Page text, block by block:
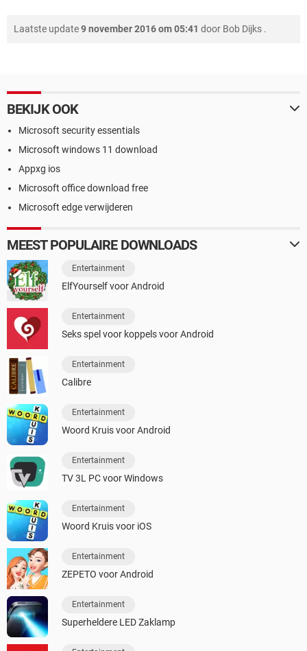
Laatste update9 november 2016 om 05:41 door Bob Dijks .
BEKIJK OOK
Microsoft security essentials
Microsoft windows 11 download
Appxg ios
Microsoft office download free
Microsoft edge verwijderen
MEEST POPULAIRE DOWNLOADS
Entertainment
ElfYourself voor Android
Entertainment
Seks spel voor koppels voor Android
Entertainment
Calibre
Entertainment
Woord Kruis voor Android
Entertainment
TV 3L PC voor Windows
Entertainment
Woord Kruis voor iOS
Entertainment
ZEPETO voor Android
Entertainment
Superheldere LED Zaklamp